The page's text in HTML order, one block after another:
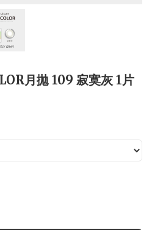
月拋 109 寂寞灰 1片